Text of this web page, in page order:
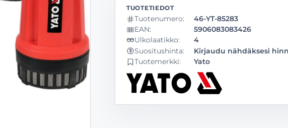
Tuotenumero:
46-YT-85283
EAN:
5906083083426
Ulkolaatikko:
4
Suositushinta:
Kirjaudu nähdäksesi
Tuotemerkki: Yato